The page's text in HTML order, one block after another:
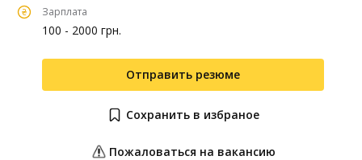
Зарплата
100 - 2000 грн.
Отправить резюме
Сохранить в избраное
Пожаловаться на вакансию